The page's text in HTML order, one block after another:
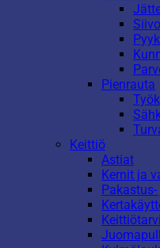
Pienrauta
Keittiö
Astiat
Kernit ja